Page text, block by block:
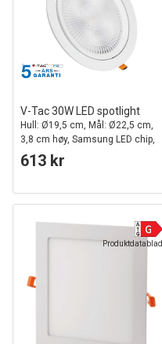
V-Tac 30W LED spotlight
Hull: Ø19,5 cm, Mål: Ø22,5 cm,
3,8 cm høy, Samsung LED chip,
230V
613 kr
Produktdatablad